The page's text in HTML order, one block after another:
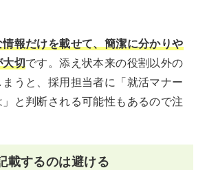
報だけを載せて、簡潔に分かりや
大切です。添え状本来の役割以外の
うと、採用担当者に「就活マナー
と判断される可能性もあるので注
載するのは避ける